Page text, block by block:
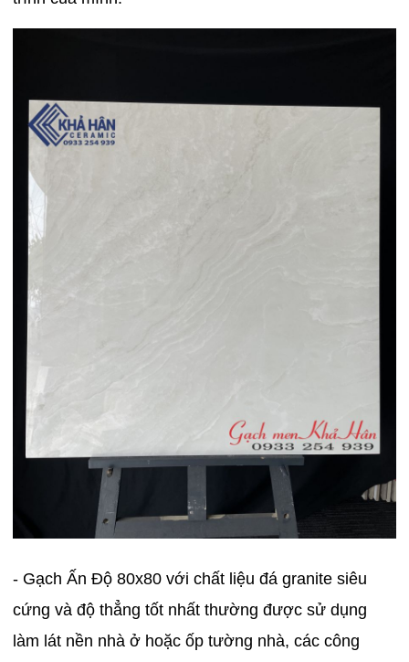
- Gạch Ấn Độ 80x80 với chất liệu đá granite siêu
cứng và độ thẳng tốt nhất thường được sử dụng
làm lát nền nhà ở hoặc ốp tường nhà, các công